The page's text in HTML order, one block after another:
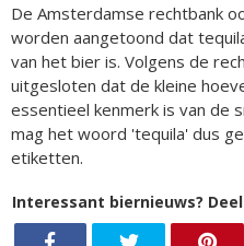
De Amsterdamse rechtbank
worden aangetoond dat
van het bier is. Volgens de
uitgesloten dat de kleine
essentieel kenmerk is van de
mag het woord 'tequila' dus
etiketten.
Interessant biernieuws?